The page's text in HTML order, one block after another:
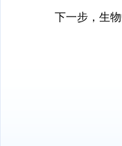
下一步，生